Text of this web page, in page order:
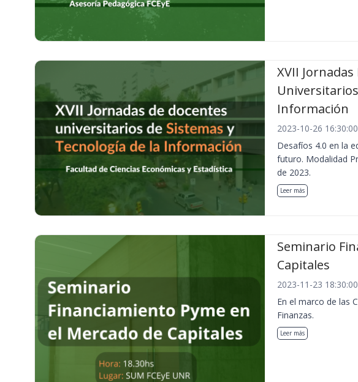
XVII
Información
2023-10-26 16:30:00
Desafíos 4.0 en la
futuro. Modalidad
de 2023.
Leer más
Seminario
Capitales
2023-11-23 18:30:00
En el marco de las
Finanzas.
Leer más